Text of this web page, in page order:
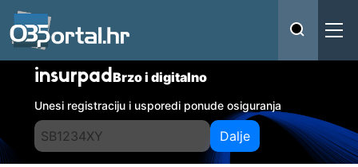
insurpadBrzo i digitalno
Unesi registraciju i usporedi ponude osiguranja
Dalje